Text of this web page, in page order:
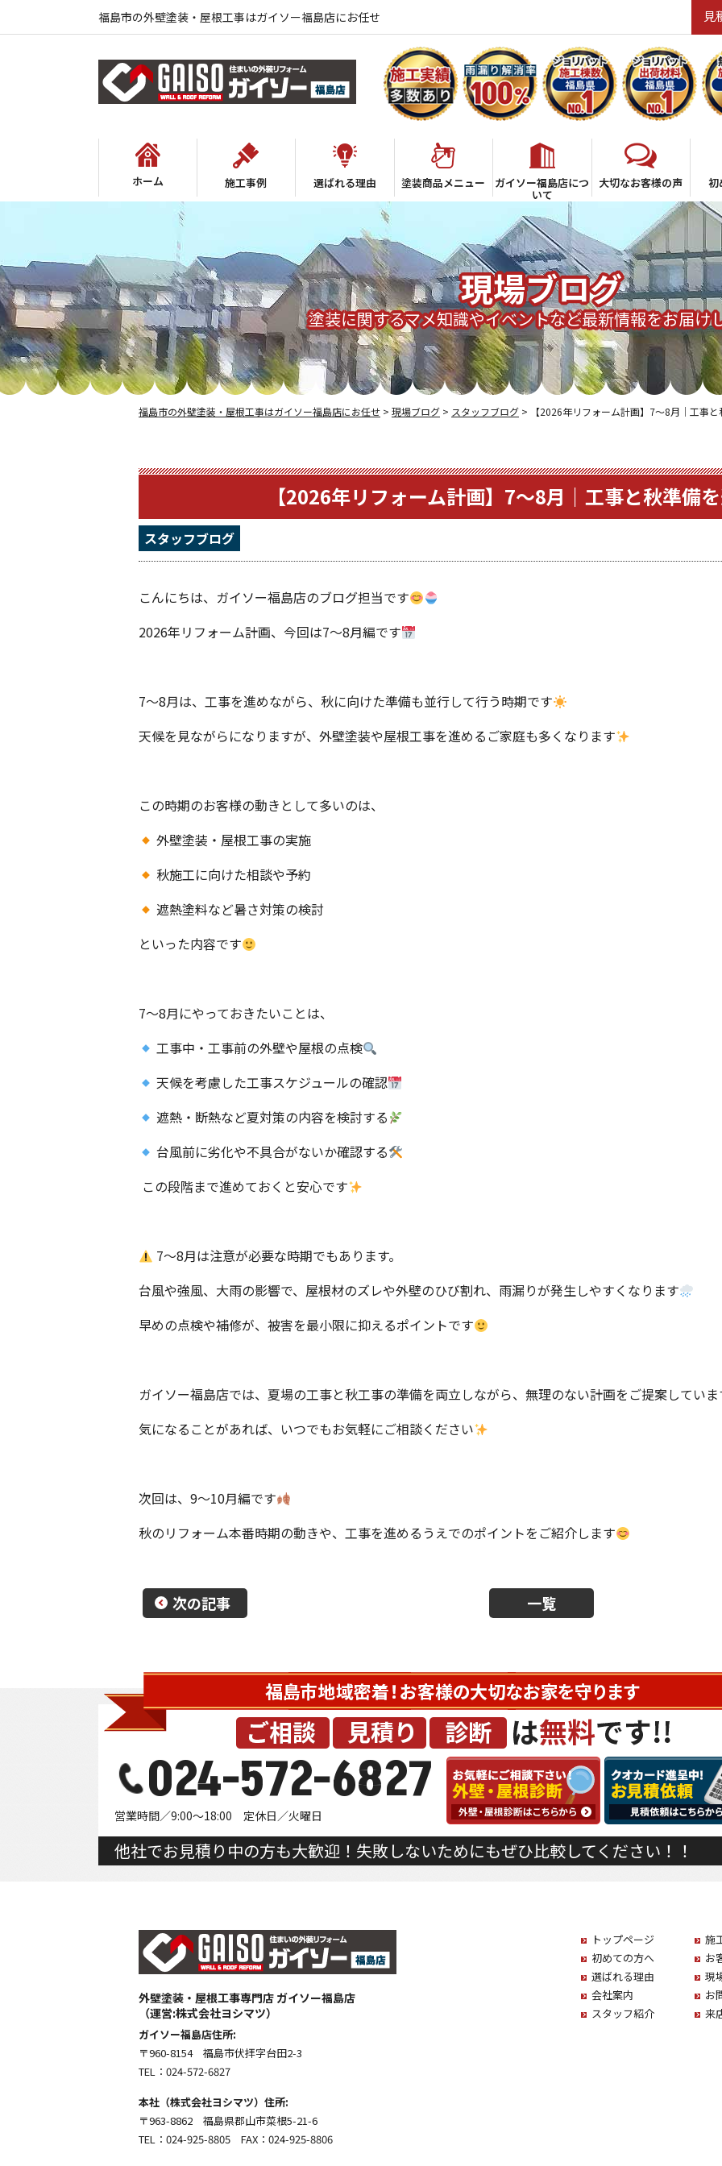
福島市の外壁塗装・屋根工事はガイソー福島店にお任せ 見
ホーム 施工事例 選ばれる理由 塗装商品メニュー ガイソー福島店につ
いて
大切なお客様の声 初
現場ブログ
塗装に関するマメ知識やイベントなど最新情報をお届け
福島市の外壁塗装・屋根工事はガイソー福島店にお任せ > 現場ブログ > スタッフブログ > 【2026年リフォーム計画】7〜8月｜工事
【2026年リフォーム計画】7〜8月｜工事と秋準備
スタッフブログ
こんにちは、ガイソー福島店のブログ担当です
2026年リフォーム計画、今回は7〜8月編です
7〜8月は、工事を進めながら、秋に向けた準備も並行して行う時期です
天候を見ながらになりますが、外壁塗装や屋根工事を進めるご家庭も多くなります
この時期のお客様の動きとして多いのは、
外壁塗装・屋根工事の実施
秋施工に向けた相談や予約
遮熱塗料など暑さ対策の検討
といった内容です
7〜8月にやっておきたいことは、
工事中・工事前の外壁や屋根の点検
天候を考慮した工事スケジュールの確認
遮熱・断熱など夏対策の内容を検討する
台風前に劣化や不具合がないか確認する
この段階まで進めておくと安心です
7〜8月は注意が必要な時期でもあります。
台風や強風、大雨の影響で、屋根材のズレや外壁のひび割れ、雨漏りが発生しやすくなります
早めの点検や補修が、被害を最小限に抑えるポイントです
ガイソー福島店では、夏場の工事と秋工事の準備を両立しながら、無理のない計画をご提案してい
気になることがあれば、いつでもお気軽にご相談ください
次回は、9〜10月編です
秋のリフォーム本番時期の動きや、工事を進めるうえでのポイントをご紹介します
次の記事 一覧
024-572-6827
営業時間／9:00～18:00 定休日／火曜日
他社でお見積り中の方も大歓迎！失敗しないためにもぜひ比較してください！！
外壁塗装・屋根工事専門店 ガイソー福島店
（運営:株式会社ヨシマツ）
ガイソー福島店住所:
〒960-8154 福島市伏拝字台田2-3
TEL：024-572-6827
本社（株式会社ヨシマツ）住所:
〒963-8862 福島県郡山市菜根5-21-6
TEL：024-925-8805 FAX：024-925-8806
トップページ
初めての方へ
選ばれる理由
会社案内
スタッフ紹介
施
お
現
お
来